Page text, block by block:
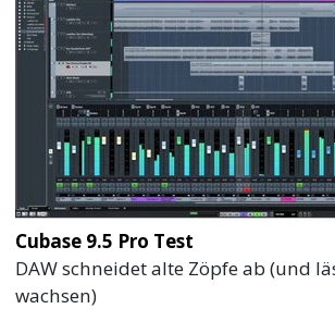
Cubase 9.5 Pro Test
DAW schneidet alte Zöpfe ab (und
wachsen)